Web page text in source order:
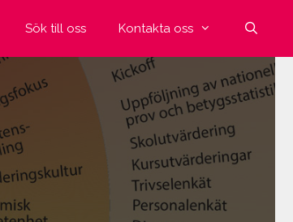
Sök till oss Kontakta oss